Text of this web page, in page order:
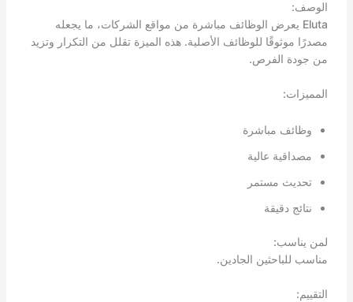
الوصف:
Eluta يعرض الوظائف مباشرة من مواقع الشركات، ما يجعله
مصدرًا موثوقًا للوظائف الأصلية. هذه الميزة تقلل من التكرار وتزيد
من جودة الفرص.
المميزات:
وظائف مباشرة
مصداقية عالية
تحديث مستمر
نتائج دقيقة
لمن يناسب:
مناسب للباحثين الجادين.
التقييم: